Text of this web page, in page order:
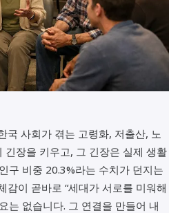
국 사회가 겪는 고령화, 저출산, 노
긴장을 키우고, 그 긴장은 실제 생활
구 비중 20.3%라는 수치가 던지는
감이 곧바로 “세대가 서로를 미워해
는 없습니다. 그 연결을 만들어 내